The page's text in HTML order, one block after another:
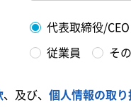
代表取締役/CEO
従業員 そ
、及び、 個人情報の取り